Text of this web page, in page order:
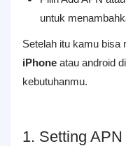
untuk
Setelah itu kamu bisa
iPhone atau android
kebutuhanmu.
1. Setting